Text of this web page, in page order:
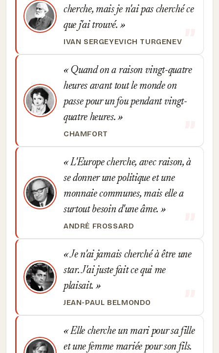
cherche, mais je n'ai pas cherché ce
que j'ai trouvé.
IVAN SERGEYEVICH TURGENEV
Quand on a raison vingt-quatre
heures avant tout le monde on
passe pour un fou pendant vingt-
quatre heures.
CHAMFORT
L'Europe cherche, avec raison, à
se donner une politique et une
monnaie communes, mais elle a
surtout besoin d'une âme.
ANDRÉ FROSSARD
Je n'ai jamais cherché à être une
star. J'ai juste fait ce qui me
plaisait.
JEAN-PAUL BELMONDO
Elle cherche un mari pour sa fille
et une femme mariée pour son fils.